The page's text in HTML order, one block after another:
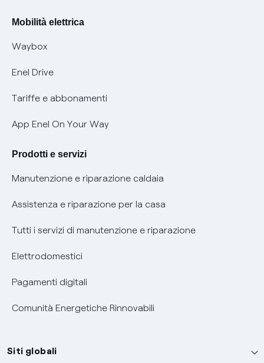
Informativa RAEE
Informativa Privacy AI
Offerte Placet non vulnerabili
Offerta Tutela Vulnerabilità Gas
Mobilità Elettrica
Phishing e truffe online
Verifica chi ti ha chiamato
Agevolazione utenti con disabilità per offerte Fibra
Informativa RAEE
Mobilità elettrica
Waybox
Enel Drive
Tariffe e abbonamenti
App Enel On Your Way
Prodotti e servizi
Manutenzione e riparazione caldaia
Assistenza e riparazione per la casa
Tutti i servizi di manutenzione e riparazione
Elettrodomestici
Pagamenti digitali
Comunità Energetiche Rinnovabili
Siti globali